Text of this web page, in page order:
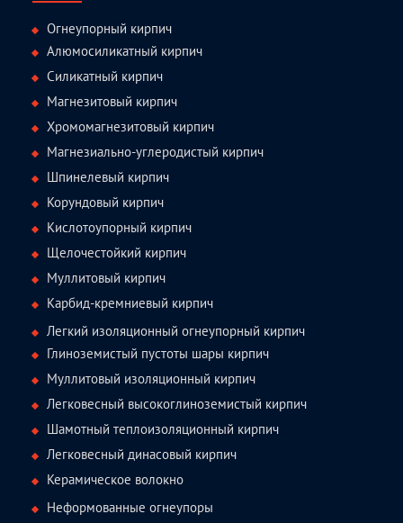
Огнеупорный кирпич
Алюмосиликатный кирпич
Силикатный кирпич
Магнезитовый кирпич
Хромомагнезитовый кирпич
Магнезиально-углеродистый кирпич
Шпинелевый кирпич
Корундовый кирпич
Кислотоупорный кирпич
Щелочестойкий кирпич
Муллитовый кирпич
Карбид-кремниевый кирпич
Легкий изоляционный огнеупорный кирпич
Глиноземистый пустоты шары кирпич
Муллитовый изоляционный кирпич
Легковесный высокоглиноземистый кирпич
Шамотный теплоизоляционный кирпич
Легковесный динасовый кирпич
Керамическое волокно
Неформованные огнеупоры